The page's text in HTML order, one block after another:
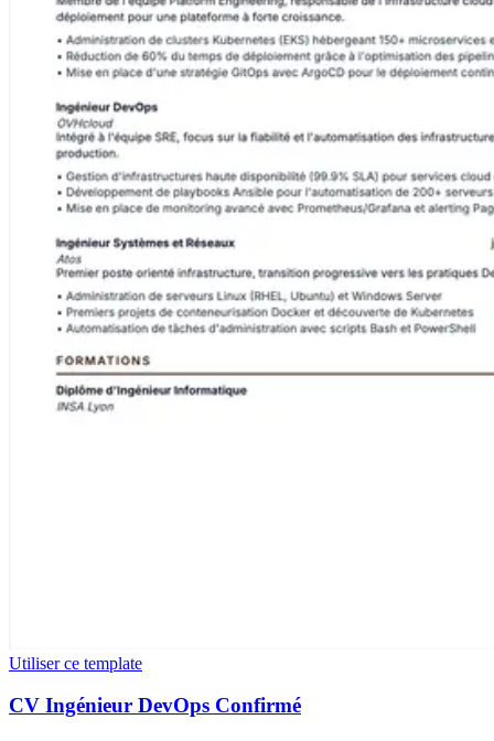
Utiliser ce template
CV Ingénieur DevOps Confirmé